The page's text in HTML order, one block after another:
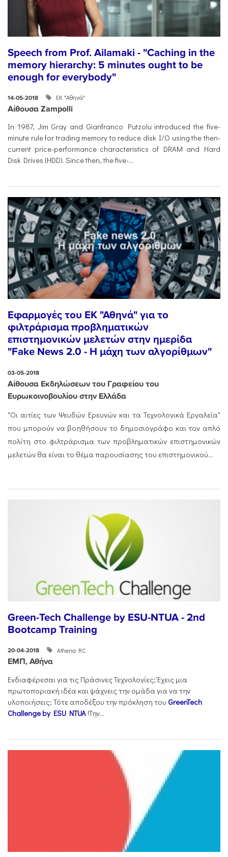
Speech from Prof. Ailamaki - "Caching in the
memory hierarchy: 5 minutes ought to be
enough for everybody"
14-05-2018 ΕΚ "Αθηνά"
Αίθουσα Zampolli
In 1987, Jim Gray and Gianfranco Putzolu introduced the five-
minute rule for trading memory to reduce disk I/O using the then-
current price-performance characteristics of DRAM and Hard
Disk Drives (HDD). Since then, the five-...
Εφαρμογές του ΕΚ "Αθηνά" για το
φιλτράρισμα προβληματικών
επιστημονικών μελετών στην ημερίδα
"Fake News 2.0 - Η μάχη των αλγορίθμων"
03-05-2018
Αίθουσα Εκδηλώσεων του Γραφείου του
Ευρωκοινοβουλίου στην Ελλάδα
"Οι αιτίες των Ψευδών Ερευνών και τα Τεχνολογικά Εργαλεία"
που μπορούν να βοηθήσουν το δημοσιογράφο και τον απλό
πολίτη στο φιλτράρισμα των προβληματικών επιστημονικών
μελετών θα είναι το θέμα παρουσίασης του επιστημονικού...
Green-Tech Challenge by ESU-NTUA - 2nd
Bootcamp Training
20-04-2018 Athena RC
ΕΜΠ, Αθήνα
Ενδιαφέρεσαι για τις Πράσινες Τεχνολογίες; Έχεις μια
πρωτοποριακή ιδέα και ψάχνεις την ομάδα για να την
υλοποιήσεις; Τότε αποδέξου την πρόκληση του GreenTech
Challenge by ESU NTUA !Την...